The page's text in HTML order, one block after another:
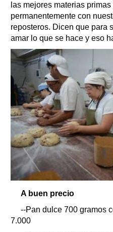
las mejores materias
permanentemente con
reposteros. Dicen que para
amar lo que se hace y eso
A buen precio
--Pan dulce 700 gramos
7.000